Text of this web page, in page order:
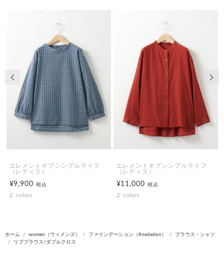
エレメントオブシンプルライフ
（レディス）
¥9,900税込
2 colors
エレメントオブシンプルライフ
（レディス）
¥11,000税込
2 colors
前の画像
ホーム women（ウィメンズ） ファインデーション（finedation）
ブラウス・シャツ
リブブラウス/ダブルクロス